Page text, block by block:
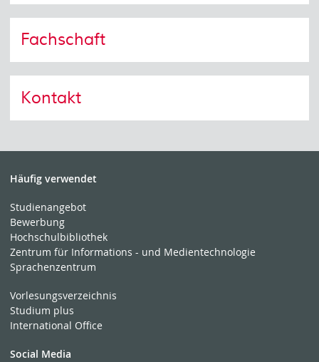
Fachschaft
Kontakt
Häufig verwendet
Studienangebot
Bewerbung
Hochschulbibliothek
Zentrum für Informations - und Medientechnologie
Sprachenzentrum
Vorlesungsverzeichnis
Studium plus
International Office
Social Media